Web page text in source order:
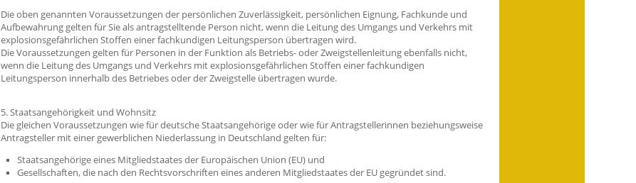
Die oben genannten Voraussetzungen der persönlichen Zuverlässigkeit, persönlichen Eignung, Fachkunde und
Aufbewahrung gelten für Sie als antragstelltende Person nicht, wenn die Leitung des Umgangs und Verkehrs mit
explosionsgefährlichen Stoffen einer fachkundigen Leitungsperson übertragen wird.
Die Voraussetzungen gelten für Personen in der Funktion als Betriebs- oder Zweigstellenleitung ebenfalls nicht,
wenn die Leitung des Umgangs und Verkehrs mit explosionsgefährlichen Stoffen einer fachkundigen
Leitungsperson innerhalb des Betriebes oder der Zweigstelle übertragen wurde.
5. Staatsangehörigkeit und Wohnsitz
Die gleichen Voraussetzungen wie für deutsche Staatsangehörige oder wie für Antragstellerinnen beziehungsweise
Antragsteller mit einer gewerblichen Niederlassung in Deutschland gelten für:
Staatsangehörige eines Mitgliedstaates der Europäischen Union (EU) und
Gesellschaften, die nach den Rechtsvorschriften eines anderen Mitgliedstaates der EU gegründet sind.